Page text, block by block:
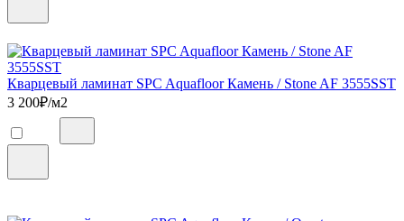
Кварцевый ламинат SPC Aquafloor Камень / Stone AF 3555SST
3 200₽/м2